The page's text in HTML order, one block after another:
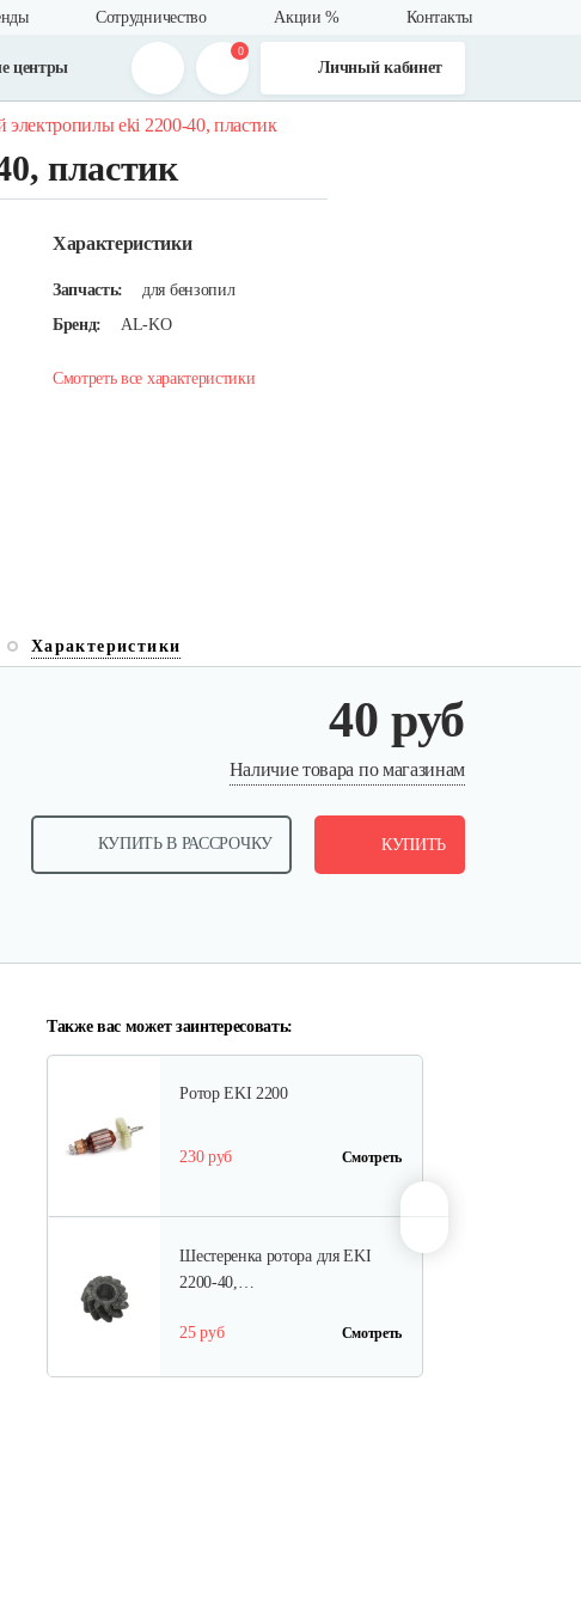
Сотрудничество Акции % Контакты
центры
0
Личный кабинет
электропилы eki 2200-40, пластик
пластик
Характеристики
Запчасть:
для бензопил
Бренд:
AL-KO
Смотреть все характеристики
Характеристики
40 руб
Наличие товара по магазинам
КУПИТЬ В РАССРОЧКУ КУПИТЬ
Также вас может заинтересовать:
Пружина прижимная для…
Ротор EKI 2200
230 руб Смотреть
Шестеренка ротора для EKI
2200-40,…
25 руб Смотреть